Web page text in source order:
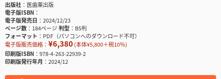
出版社
医歯薬出版
電子版ISBN
電子版発売日
2024/12/23
ページ数
184ページ判型
B5判
フォーマット
PDF（パソコンへのダウンロード不可）
電子版販売価格： ¥6,380(本体¥5,800＋税10％)
印刷版ISBN
978-4-263-22939-2
印刷版発行年月
2024/12